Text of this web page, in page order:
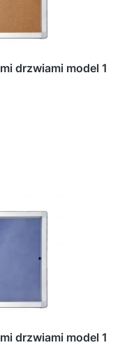
drzwiami model 1
drzwiami model 1